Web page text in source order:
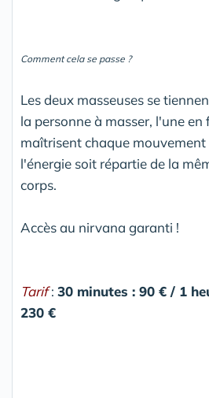
Comment cela se passe ?
Les deux masseuses se
la personne à masser, l'une
maîtrisent chaque
l'énergie soit répartie de la
corps.
Accès au nirvana garanti !
Tarif: 30 minutes : 90 € / 1
230 €